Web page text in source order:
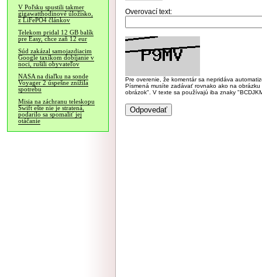
V Poľsku spustili takmer
gigawatthodinové úložisko,
z LiFePO4 článkov
Telekom pridal 12 GB balík
pre Easy, chce zaň 12 eur
Súd zakázal samojazdiacim
Google taxíkom dobíjanie v
noci, rušili obyvateľov
NASA na diaľku na sonde
Voyager 2 úspešne znížila
spotrebu
Misia na záchranu teleskopu
Swift ešte nie je stratená,
podarilo sa spomaliť jej
otáčanie
Overovací text:
Pre overenie, že komentár sa nepridáva
Písmená musíte zadávať rovnako ako na
obrázok". V texte sa používajú iba znaky